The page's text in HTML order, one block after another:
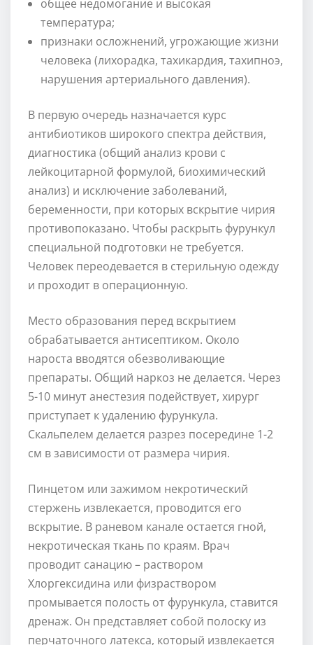
общее недомогание и высокая
температура;
признаки осложнений, угрожающие жизни
человека (лихорадка, тахикардия, тахипноэ,
нарушения артериального давления).
В первую очередь назначается курс
антибиотиков широкого спектра действия,
диагностика (общий анализ крови с
лейкоцитарной формулой, биохимический
анализ) и исключение заболеваний,
беременности, при которых вскрытие чирия
противопоказано. Чтобы раскрыть фурункул
специальной подготовки не требуется.
Человек переодевается в стерильную одежду
и проходит в операционную.
Место образования перед вскрытием
обрабатывается антисептиком. Около
нароста вводятся обезволивающие
препараты. Общий наркоз не делается. Через
5-10 минут анестезия подействует, хирург
приступает к удалению фурункула.
Скальпелем делается разрез посередине 1-2
см в зависимости от размера чирия.
Пинцетом или зажимом некротический
стержень извлекается, проводится его
вскрытие. В раневом канале остается гной,
некротическая ткань по краям. Врач
проводит санацию – раствором
Хлоргексидина или физраствором
промывается полость от фурункула, ставится
дренаж. Он представляет собой полоску из
перчаточного латекса, который извлекается